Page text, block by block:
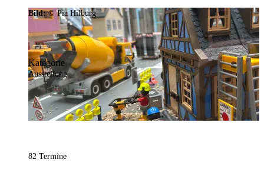
Bild:© Pia Hilburg
Kategorie
Ausstellung
82 Termine